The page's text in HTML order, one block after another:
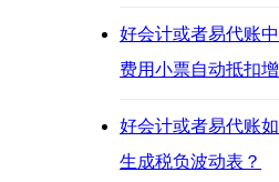
好会计或者易代账
费用小票自动抵扣
好会计或者易代账
生成税负波动表？